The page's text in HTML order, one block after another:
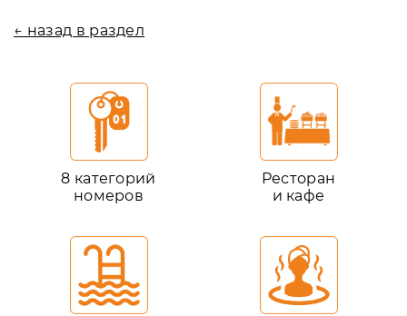
← назад в раздел
8 категорий
номеров
Ресторан
и кафе